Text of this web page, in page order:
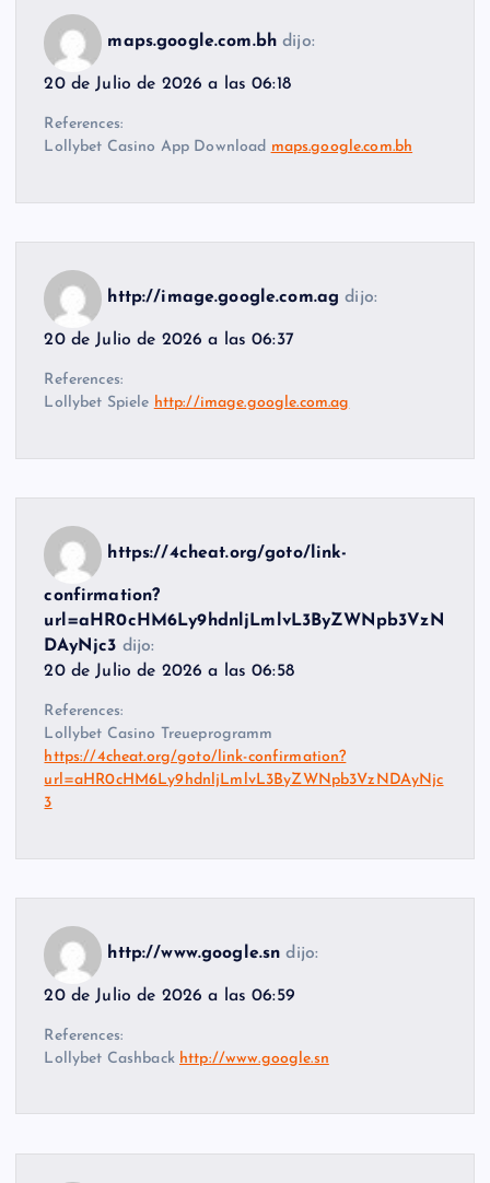
maps.google.com.bh dijo:
20 de Julio de 2026 a las 06:18
References:
Lollybet Casino App Download maps.google.com.bh
http://image.google.com.ag dijo:
20 de Julio de 2026 a las 06:37
References:
Lollybet Spiele http://image.google.com.ag
https://4cheat.org/goto/link-
confirmation?
url=aHR0cHM6Ly9hdnljLmlvL3ByZWNpb3VzN
DAyNjc3 dijo:
20 de Julio de 2026 a las 06:58
References:
Lollybet Casino Treueprogramm
https://4cheat.org/goto/link-confirmation?
url=aHR0cHM6Ly9hdnljLmlvL3ByZWNpb3VzNDAyNjc
3
http://www.google.sn dijo:
20 de Julio de 2026 a las 06:59
References:
Lollybet Cashback http://www.google.sn